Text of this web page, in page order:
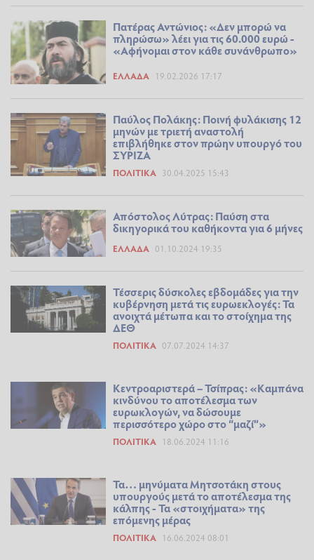
Πατέρας Αντώνιος: «Δεν μπορώ να
πληρώσω» λέει για τις 60.000 ευρώ -
«Αφήνομαι στον κάθε συνάνθρωπο»
ΕΛΛΆΔΑ 19.02.2026 17:17
Παύλος Πολάκης: Ποινή φυλάκισης 12
μηνών με τριετή αναστολή
επιβλήθηκε στον πρώην υπουργό του
ΣΥΡΙΖΑ
ΠΟΛΙΤΙΚΆ 30.04.2025 15:43
Απόστολος Λύτρας: Παύση στα
δικηγορικά του καθήκοντα για 6 μήνες
ΕΛΛΆΔΑ 01.10.2024 19:35
Τέσσερις δύσκολες εβδομάδες για την
κυβέρνηση μετά τις ευρωεκλογές: Τα
ανοιχτά μέτωπα και το στοίχημα της
ΔΕΘ
ΠΟΛΙΤΙΚΆ 07.07.2024 14:37
Κεντροαριστερά – Τσίπρας: «Καμπάνα
κινδύνου το αποτέλεσμα των
ευρωκλογών, να δώσουμε
περισσότερο χώρο στο “μαζί”»
ΠΟΛΙΤΙΚΆ 18.06.2024 11:16
Τα… μηνύματα Μητσοτάκη στους
υπουργούς μετά το αποτέλεσμα της
κάλπης - Τα «στοιχήματα» της
επόμενης μέρας
ΠΟΛΙΤΙΚΆ 16.06.2024 08:01